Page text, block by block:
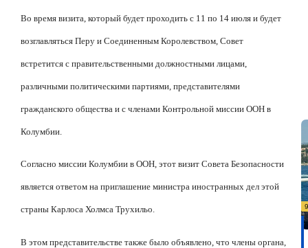
Во время визита, который будет проходить с 11 по 14 июля и будет
возглавляться Перу и Соединенным Королевством, Совет
встретится с правительственными должностными лицами,
различными политическими партиями, представителями
гражданского общества и с членами Контрольной миссии ООН в
Колумбии.
Согласно миссии Колумбии в ООН, этот визит Совета Безопасности
является ответом на приглашение министра иностранных дел этой
страны Карлоса Холмса Трухильо.
В этом представительстве также было объявлено, что члены органа,